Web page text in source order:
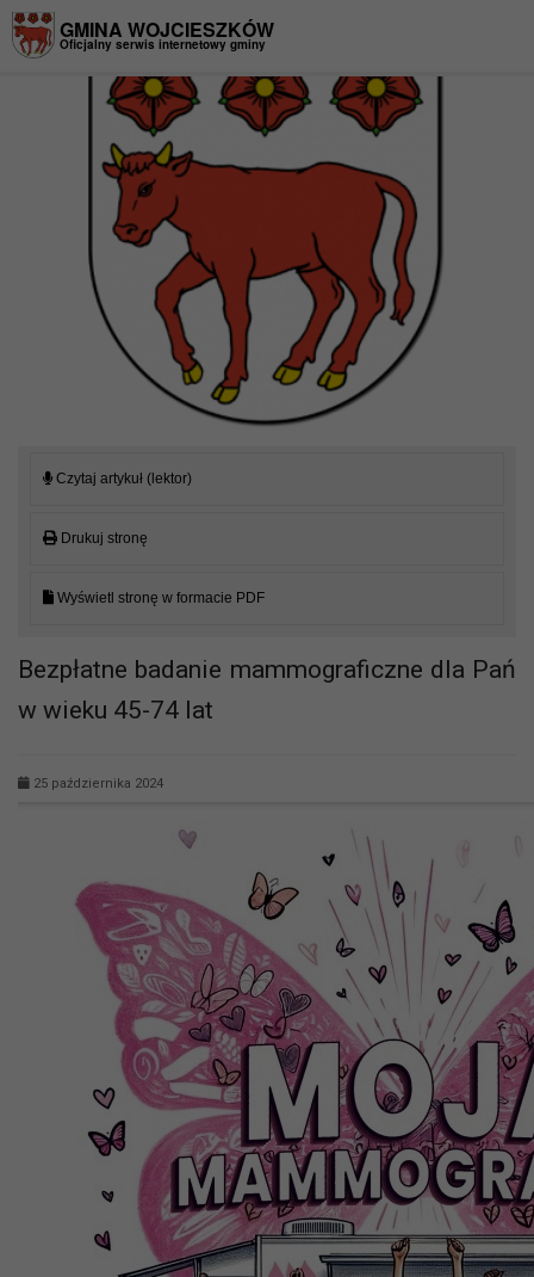
GMINA WOJCIESZKÓW
Oficjalny serwis internetowy gminy
Czytaj artykuł (lektor)
Drukuj stronę
Wyświetl stronę w formacie PDF
Bezpłatne badanie mammograficzne dla Pań
w wieku 45-74 lat
25 października 2024